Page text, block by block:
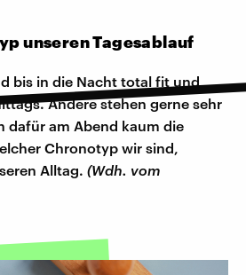
unseren Tagesablauf
bis in die Nacht total fit und
Andere stehen gerne sehr
dafür am Abend kaum die
Chronotyp wir sind,
Alltag. (Wdh. vom